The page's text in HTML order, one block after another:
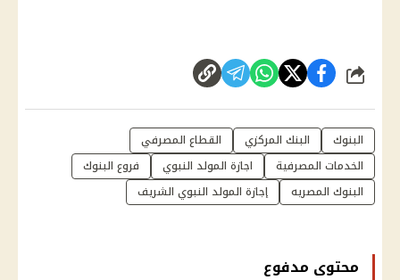
شارك
البنوك البنك المركزي
القطاع المصرفي
الخدمات المصرفية
اجازة المولد النبوي
فروع البنوك
البنوك المصريه
إجازة المولد النبوي الشريف
محتوى مدفوع